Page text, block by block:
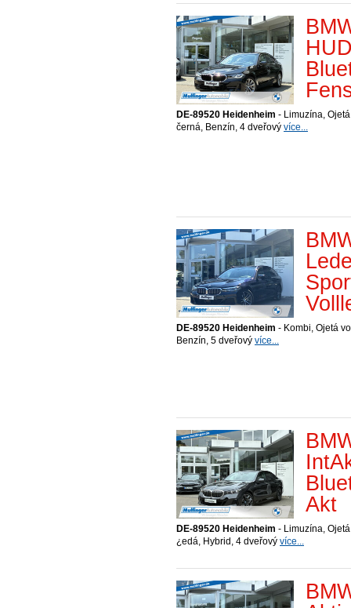
DE-89520 Heidenheim - Limuzína,
černá, Benzín, 4 dveřový více...
DE-89520 Heidenheim - Kombi, Ojetá
Benzín, 5 dveřový více...
Akt
DE-89520 Heidenheim - Limuzína,
¿edá, Hybrid, 4 dveřový více...